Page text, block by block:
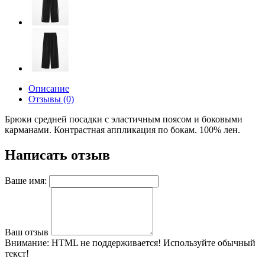
Описание
Отзывы (0)
Брюки средней посадки с эластичным поясом и боковыми
карманами. Контрастная аппликация по бокам. 100% лен.
Написать отзыв
Ваше имя:
Ваш отзыв
Внимание: HTML не поддерживается! Используйте обычный
текст!